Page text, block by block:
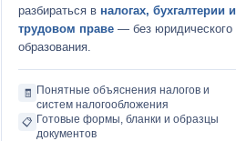
разбираться в налогах, бухгалтерии и
трудовом праве — без юридического
образования.
🧾
Понятные объяснения налогов и
систем налогообложения
📋 Готовые формы, бланки и образцы
документов